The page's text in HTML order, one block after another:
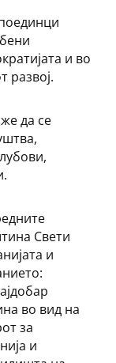
и во
развој.
да се
Свети
и
во вид на
за
и